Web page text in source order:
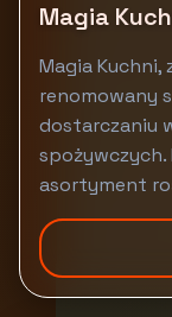
Magia
Magia Kuchni,
renomowany
dostarczaniu
spożywczych.
asortyment